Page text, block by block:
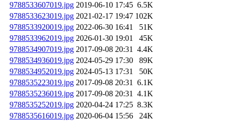
9788533607019.jpg 2019-06-10 17:45 6.5K
9788533623019.jpg 2021-02-17 19:47 102K
9788533920019.jpg 2022-06-30 16:41
51K
9788533962019.jpg 2026-01-30 19:01
45K
9788534907019.jpg 2017-09-08 20:31 4.4K
9788534936019.jpg 2024-05-29 17:30
89K
9788534952019.jpg 2024-05-13 17:31
50K
9788535223019.jpg 2017-09-08 20:31 6.1K
9788535236019.jpg 2017-09-08 20:31 4.1K
9788535252019.jpg 2020-04-24 17:25 8.3K
9788535616019.jpg 2020-06-04 15:56
24K